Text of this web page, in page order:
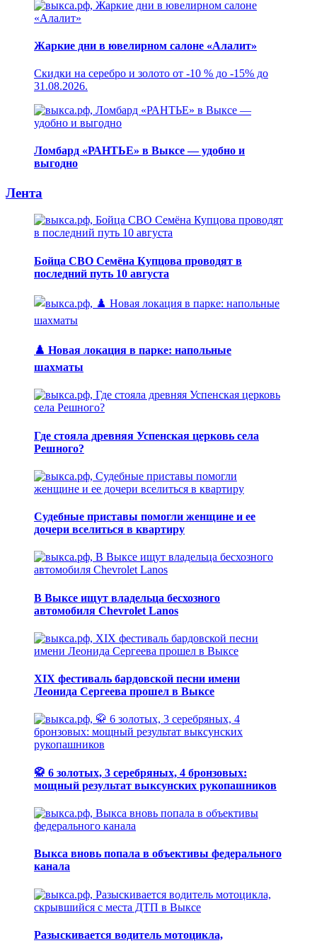
Жаркие дни в ювелирном салоне «Алалит»
Скидки на серебро и золото от -10 % до -15% до
31.08.2026.
Ломбард «РАНТЬЕ» в Выксе — удобно и
выгодно
Лента
Бойца СВО Семёна Купцова проводят в
последний путь 10 августа
♟️ Новая локация в парке: напольные
шахматы
Где стояла древняя Успенская церковь села
Решного?
Судебные приставы помогли женщине и ее
дочери вселиться в квартиру
В Выксе ищут владельца бесхозного
автомобиля Chevrolet Lanos
XIX фестиваль бардовской песни имени
Леонида Сергеева прошел в Выксе
🥋 6 золотых, 3 серебряных, 4 бронзовых:
мощный результат выксунских рукопашников
Выкса вновь попала в объективы федерального
канала
Разыскивается водитель мотоцикла,